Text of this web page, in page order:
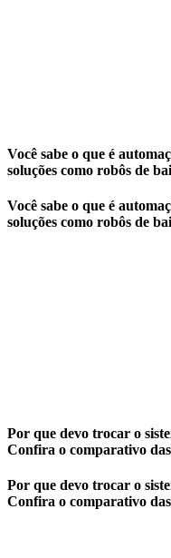
Você sabe o que é
soluções como robôs de
Você sabe o que é
soluções como robôs de
Por que devo trocar o
Confira o comparativo das
Por que devo trocar o
Confira o comparativo das